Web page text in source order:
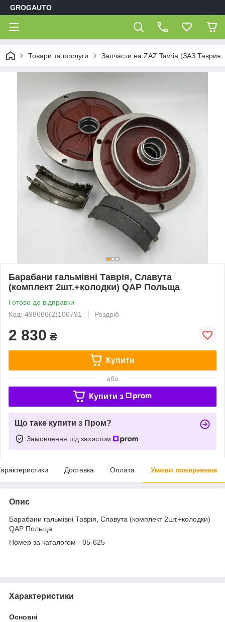
GROGAUTO
Товари та послуги Запчасти на ZAZ Tavria (ЗАЗ Таврия,
Барабани гальмівні Таврія, Славута
(комплект 2шт.+колодки) QAP Польща
Готово до відправки
Код: 498666(2)106791
Роздріб
2 830 ₴
Купити
або
Купити з
Що таке купити з Пром?
Замовлення під захистом
Доставка Оплата Умови повернення
Опис
Барабани гальмівні Таврія, Славута (комплект 2шт.+колодки)
QAP Польща
Номер за каталогом - 05-625
Характеристики
Основні